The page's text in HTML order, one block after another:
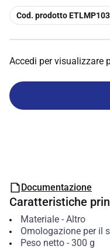
copia
Cod. prodotto ETLMP103
Accedi per visualizzare
Documentazione
Caratteristiche
Materiale- Altro
Omologazione per il
Peso netto- 300 g